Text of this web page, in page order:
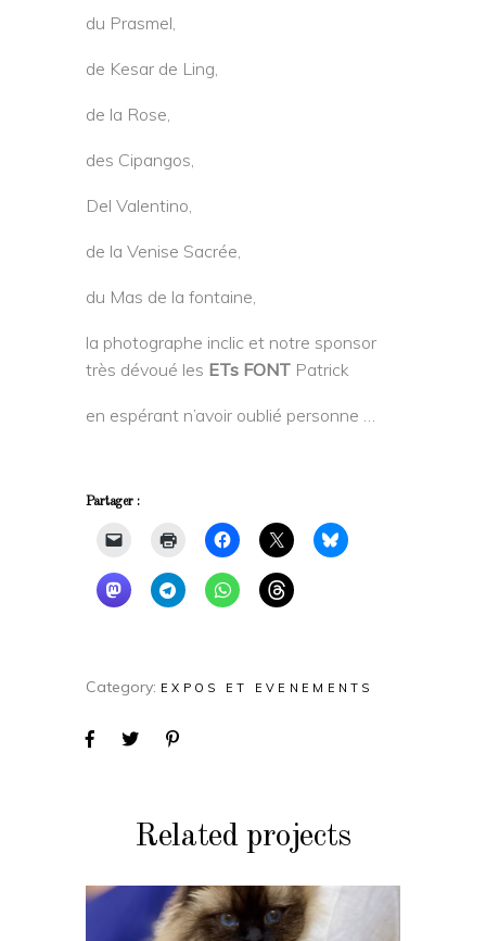
du Prasmel,
de Kesar de Ling,
de la Rose,
des Cipangos,
Del Valentino,
de la Venise Sacrée,
du Mas de la fontaine,
la photographe inclic et notre sponsor
très dévoué les ETs FONT Patrick
en espérant n’avoir oublié personne …
Partager :
Category: EXPOS ET EVENEMENTS
Related projects